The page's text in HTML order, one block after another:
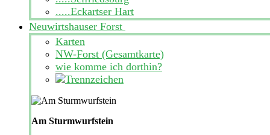
.....Eckartser Hart
Neuwirtshauser Forst
Karten
NW-Forst (Gesamtkarte)
wie komme ich dorthin?
Am Sturmwurfstein